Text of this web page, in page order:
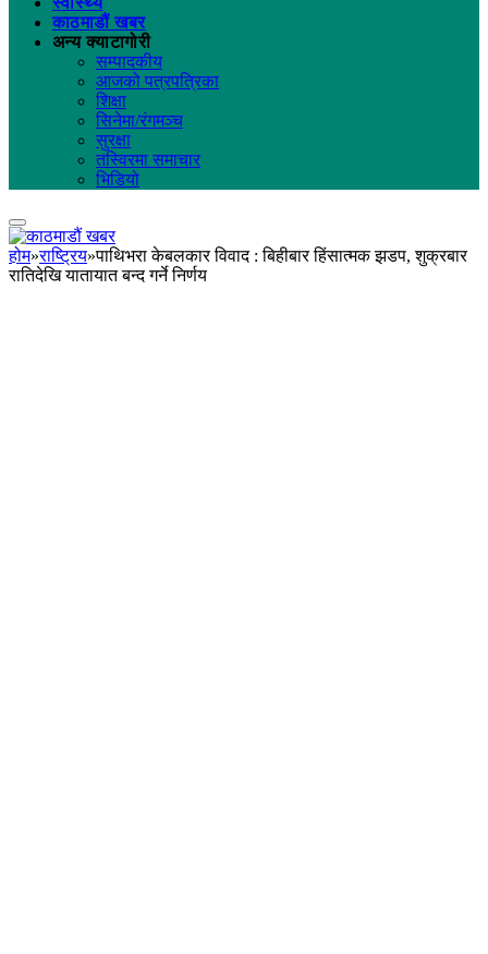
काठमाडौं खबर
अन्य क्याटागोरी
सम्पादकीय
आजको पत्रपत्रिका
शिक्षा
सिनेमा/रंगमञ्च
सुरक्षा
तस्विरमा समाचार
भिडियो
होम»राष्ट्रिय»पाथिभरा केबलकार विवाद : बिहीबार हिंसात्मक झडप, शुक्रबार
रातिदेखि यातायात बन्द गर्ने निर्णय